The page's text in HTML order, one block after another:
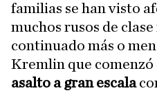
familias se han visto
muchos rusos de
continuado más o
Kremlin que comenzó
asalto a gran escala